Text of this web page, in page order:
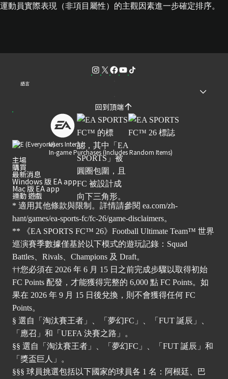
運動員實際表現（非項目屬性）的主觀因素進一步確定排序。
語言
回到頂端
Users Interact
In-game Purchases (Includes Random Items)
主場
購買
最新消息
Windows 版 EA app
Mac 版 EA app
運動 遊戲
* 適用其他條款與限制。詳情請參閱 ea.com/zh-
hant/games/ea-sports-fc/fc-26/game-disclaimers。
** 《EA SPORTS FC™ 26》Football Ultimate Team™ 世界
巡演賽季數據僅基於以下模式的遊玩記錄：Squad
Battles、Rivals、Champions 及 Draft。
††您必須在 2026 年 6 月 15 日之前完成步驟以取得初始
FC Points 配發，才能獲得完整的 6,000 點 FC Points。如
果在 2026 年 9 月 15 日後兌換，則不會獲得任何 FC
Points。
§ 選自「淘汰賽王者」、「夢幻FC」、「FUT 誕辰」、
「應召」和「UEFA 決賽之路」。
§§ 選自「淘汰賽王者」、「夢幻FC」、「FUT 誕辰」和
「獎盃巨人」。
§§§ 球員挑選包括以下國家的球員各 1 名：阿根廷、巴